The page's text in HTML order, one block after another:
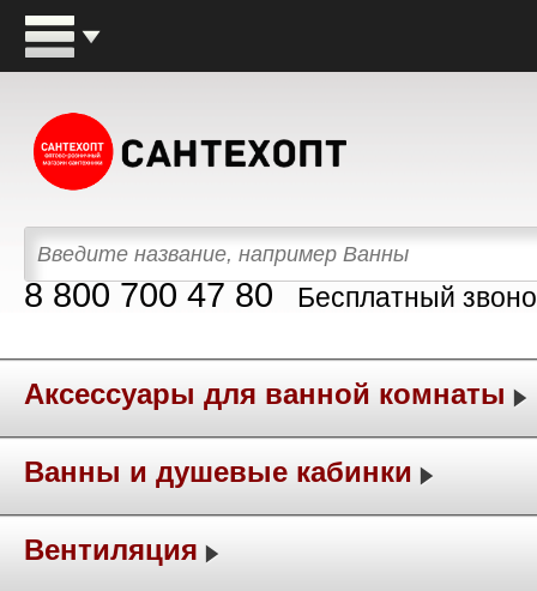
8 800 700 47 80 Бесплатный
Аксессуары для ванной комнаты
Ванны и душевые кабинки
Вентиляция